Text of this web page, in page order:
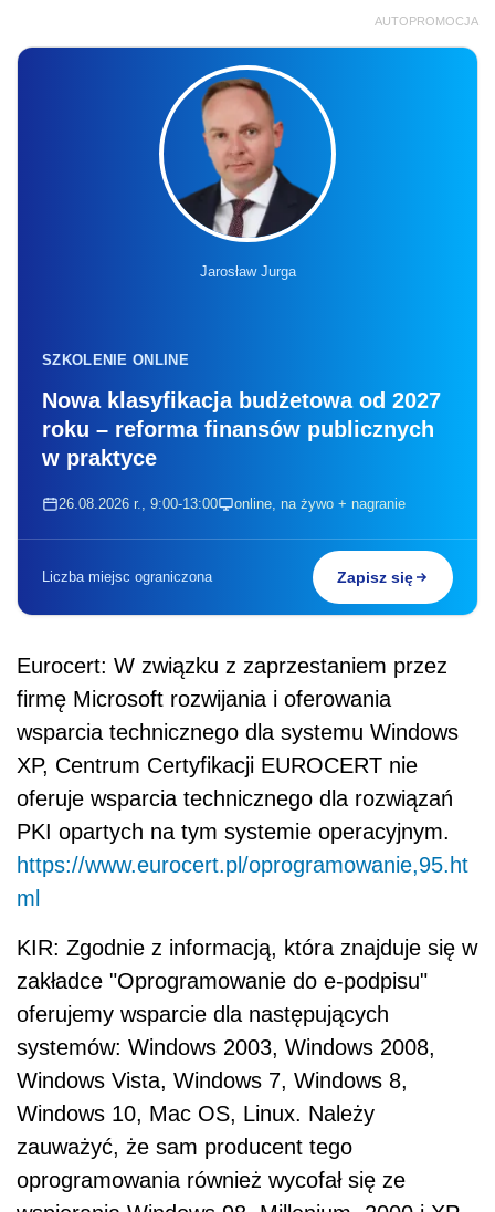
AUTOPROMOCJA
Jarosław Jurga
SZKOLENIE ONLINE
Nowa klasyfikacja budżetowa od 2027
roku – reforma finansów publicznych
w praktyce
26.08.2026 r., 9:00-13:00 online, na żywo + nagranie
Liczba miejsc ograniczona Zapisz się
Eurocert: W związku z zaprzestaniem przez
firmę Microsoft rozwijania i oferowania
wsparcia technicznego dla systemu Windows
XP, Centrum Certyfikacji EUROCERT nie
oferuje wsparcia technicznego dla rozwiązań
PKI opartych na tym systemie operacyjnym.
https://www.eurocert.pl/oprogramowanie,95.ht
ml
KIR: Zgodnie z informacją, która znajduje się w
zakładce "Oprogramowanie do e-podpisu"
oferujemy wsparcie dla następujących
systemów: Windows 2003, Windows 2008,
Windows Vista, Windows 7, Windows 8,
Windows 10, Mac OS, Linux. Należy
zauważyć, że sam producent tego
oprogramowania również wycofał się ze